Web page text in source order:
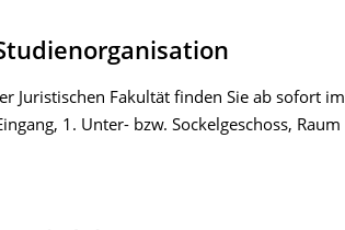
Juristischen Fakultät finden Sie ab sofort im
1. Unter- bzw. Sockelgeschoss, Raum